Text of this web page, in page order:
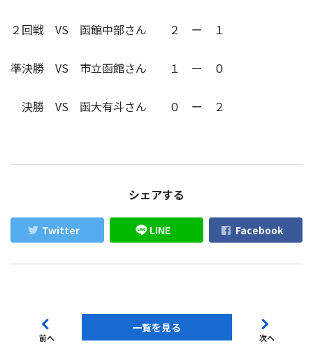
２回戦 VS 函館中部さん ２ ー １
準決勝 VS 市立函館さん １ ー ０
決勝 VS 函大有斗さん ０ ー ２
シェアする
Twitter LINE Facebook
前へ
一覧を見る
次へ